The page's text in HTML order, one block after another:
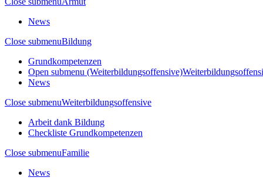
News
Close submenuBildung
Grundkompetenzen
Open submenu (Weiterbildungsoffensive)
News
Close submenuWeiterbildungsoffensive
Arbeit dank Bildung
Checkliste Grundkompetenzen
Close submenuFamilie
News